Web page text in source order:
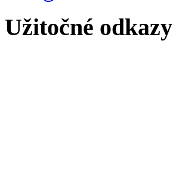
Užitočné odkazy